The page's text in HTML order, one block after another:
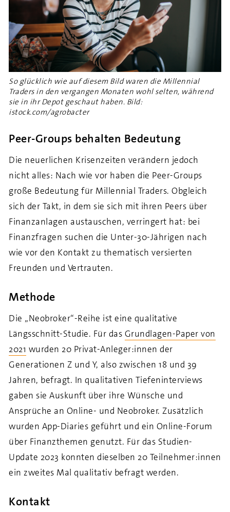
So glücklich wie auf diesem Bild waren die Millennial
Traders in den vergangen Monaten wohl selten, während
sie in ihr Depot geschaut haben. Bild:
istock.com/agrobacter
Peer-Groups behalten Bedeutung
Die neuerlichen Krisenzeiten verändern jedoch
nicht alles: Nach wie vor haben die Peer-Groups
große Bedeutung für Millennial Traders. Obgleich
sich der Takt, in dem sie sich mit ihren Peers über
Finanzanlagen austauschen, verringert hat: bei
Finanzfragen suchen die Unter-30-Jährigen nach
wie vor den Kontakt zu thematisch versierten
Freunden und Vertrauten.
Methode
Die „Neobroker“-Reihe ist eine qualitative
Längsschnitt-Studie. Für das Grundlagen-Paper von
2021 wurden 20 Privat-Anleger:innen der
Generationen Z und Y, also zwischen 18 und 39
Jahren, befragt. In qualitativen Tiefeninterviews
gaben sie Auskunft über ihre Wünsche und
Ansprüche an Online- und Neobroker. Zusätzlich
wurden App-Diaries geführt und ein Online-Forum
über Finanzthemen genutzt. Für das Studien-
Update 2023 konnten dieselben 20 Teilnehmer:innen
ein zweites Mal qualitativ befragt werden.
Kontakt